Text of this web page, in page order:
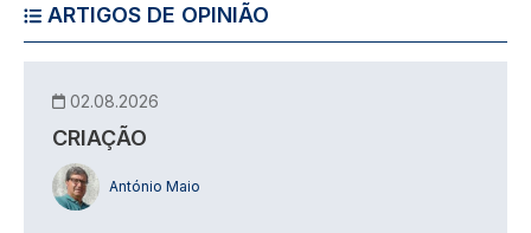
ARTIGOS DE OPINIÃO
02.08.2026
CRIAÇÃO
António Maio